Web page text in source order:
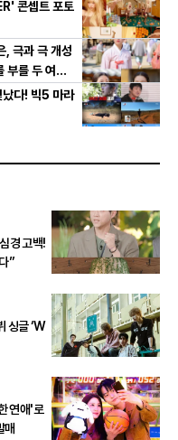
콘셉트 포토
, 극과 극 개성
부를 두 여인
다! 빅5 마라
경 고백!
”
싱글 ‘W
연애'로
매